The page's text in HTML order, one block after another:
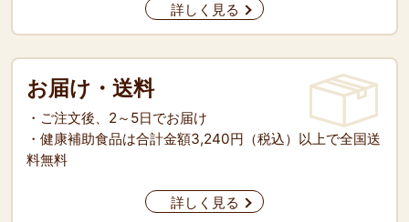
詳しく見る
お届け・送料
・ご注文後、2～5日でお届け
・健康補助食品は合計金額3,240円（税込）以上で全国送
料無料
詳しく見る